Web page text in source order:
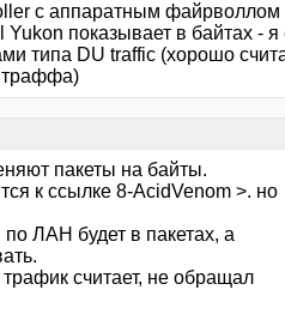
с аппаратным файрволлом
Yukon показывает в байтах - я
типа DU traffic (хорошо
траффа)
пакеты на байты.
к ссылке 8-AcidVenom >. но
ЛАН будет в пакетах, а
считает, не обращал